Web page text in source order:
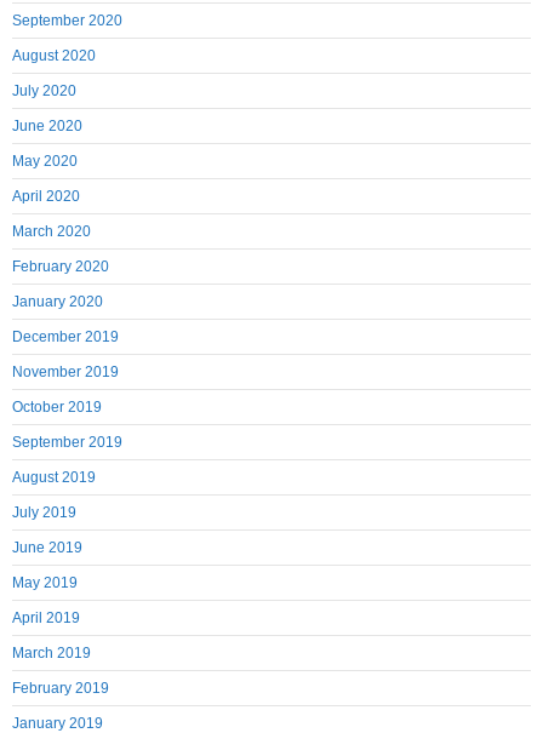
September 2020
August 2020
July 2020
June 2020
May 2020
April 2020
March 2020
February 2020
January 2020
December 2019
November 2019
October 2019
September 2019
August 2019
July 2019
June 2019
May 2019
April 2019
March 2019
February 2019
January 2019